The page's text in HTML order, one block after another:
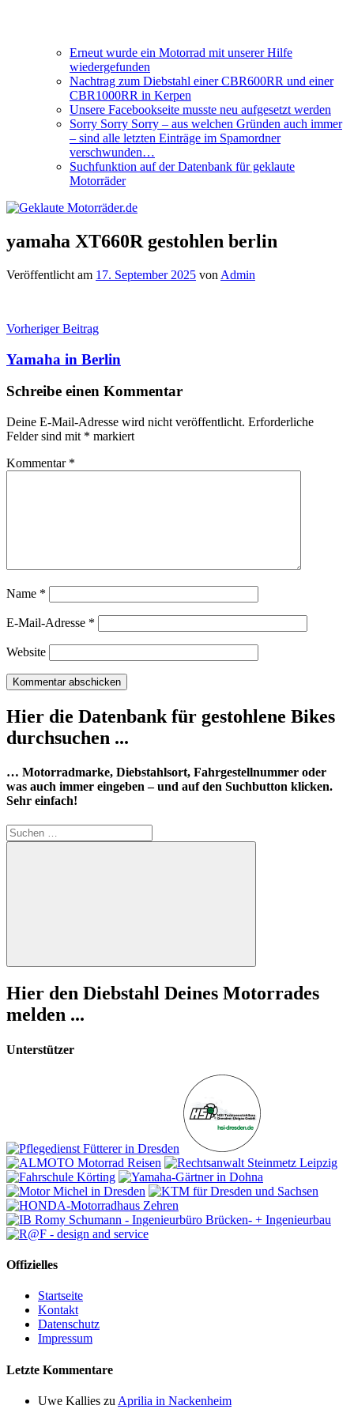
Erneut wurde ein Motorrad mit unserer Hilfe
wiedergefunden
Nachtrag zum Diebstahl einer CBR600RR und einer
CBR1000RR in Kerpen
Unsere Facebookseite musste neu aufgesetzt werden
Sorry Sorry Sorry – aus welchen Gründen auch immer
– sind alle letzten Einträge im Spamordner
verschwunden…
Suchfunktion auf der Datenbank für geklaute
Motorräder
yamaha XT660R gestohlen berlin
Veröffentlicht am 17. September 2025 von Admin
Beitragsnavigation
Vorheriger Beitrag
Yamaha in Berlin
Schreibe einen Kommentar
Deine E-Mail-Adresse wird nicht veröffentlicht. Erforderliche
Felder sind mit * markiert
Kommentar *
Name *
E-Mail-Adresse *
Website
Hier die Datenbank für gestohlene Bikes
durchsuchen ...
… Motorradmarke, Diebstahlsort, Fahrgestellnummer oder
was auch immer eingeben – und auf den Suchbutton klicken.
Sehr einfach!
Suchen
nach:
Suchen
Hier den Diebstahl Deines Motorrades
melden ...
Unterstützer
Offizielles
Startseite
Kontakt
Datenschutz
Impressum
Letzte Kommentare
Uwe Kallies zu Aprilia in Nackenheim